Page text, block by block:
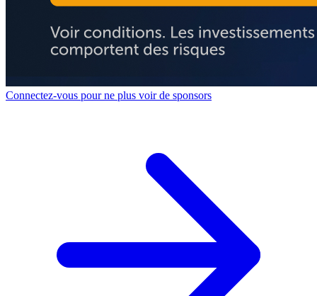
Connectez-vous pour ne plus voir de sponsors